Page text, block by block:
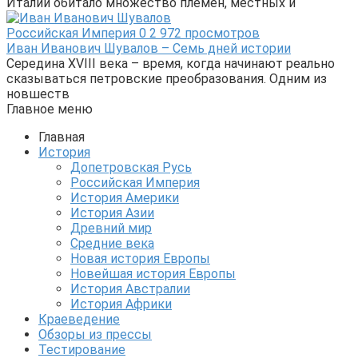
Российская Империя 0 2 972 просмотров
Иван Иванович Шувалов – Семь дней истории
Середина XVIII века – время, когда начинают реально
сказываться петровские преобразования. Одним из
новшеств
Главное меню
Главная
История
Допетровская Русь
Российская Империя
История Америки
История Азии
Древний мир
Средние века
Новая история Европы
Новейшая история Европы
История Австралии
История Африки
Краеведение
Обзоры из прессы
Тестирование